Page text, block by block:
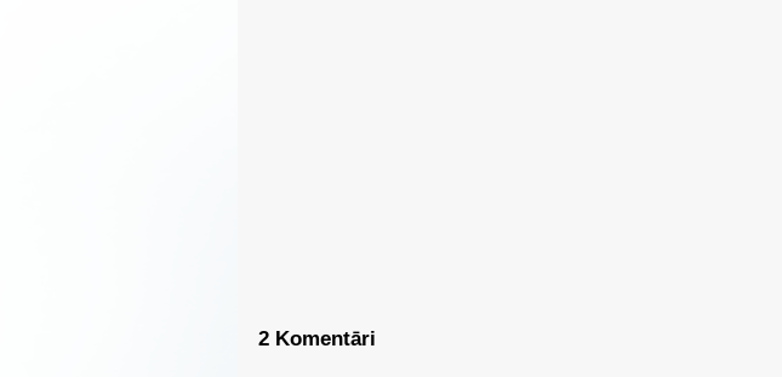
2 Komentāri